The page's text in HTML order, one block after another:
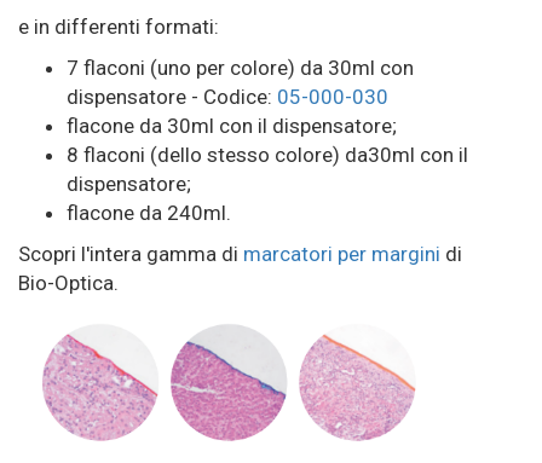
e in differenti formati:
7 flaconi (uno per colore) da 30ml con
dispensatore - Codice: 05-000-030
flacone da 30ml con il dispensatore;
8 flaconi (dello stesso colore) da30ml con il
dispensatore;
flacone da 240ml.
Scopri l'intera gamma di marcatori per margini di
Bio-Optica.